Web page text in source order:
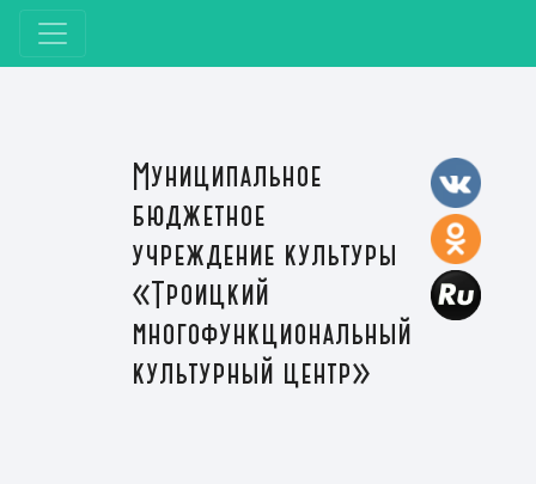
Муниципальное
бюджетное
учреждение культуры
«Троицкий
многофункциональный
культурный центр»